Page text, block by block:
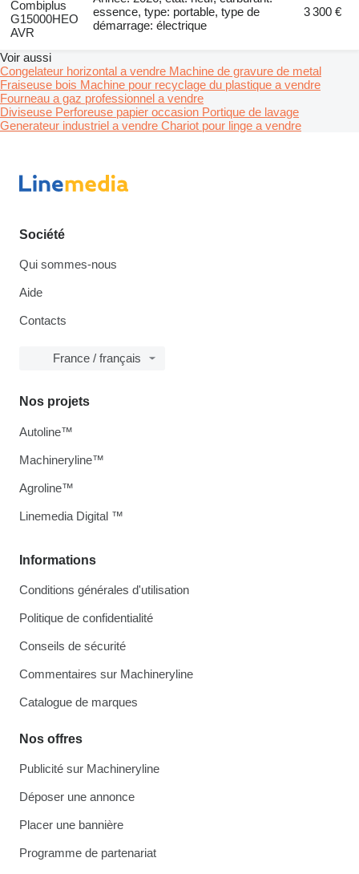
Combiplus
G15000HEO
AVR
essence, type: portable, type de
démarrage: électrique
3 300 €
Voir aussi
Congelateur horizontal a vendre Machine de gravure de metal
Fraiseuse bois Machine pour recyclage du plastique a vendre
Fourneau a gaz professionnel a vendre
Diviseuse Perforeuse papier occasion Portique de lavage
Generateur industriel a vendre Chariot pour linge a vendre
Société
Qui sommes-nous
Aide
Contacts
France / français
Informations
Conditions générales d'utilisation
Politique de confidentialité
Conseils de sécurité
Commentaires sur Machineryline
Catalogue de marques
Nos offres
Publicité sur Machineryline
Déposer une annonce
Placer une bannière
Programme de partenariat
Nos projets
Autoline™
Machineryline™
Agroline™
Linemedia Digital ™